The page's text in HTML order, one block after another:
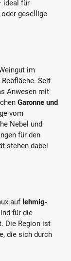
ideal für
gesellige
im
Seit
Anwesen mit
Garonne und
vom
Nebel und
für den
stehen dabei
auf lehmig-
für die
Die Region ist
die sich durch